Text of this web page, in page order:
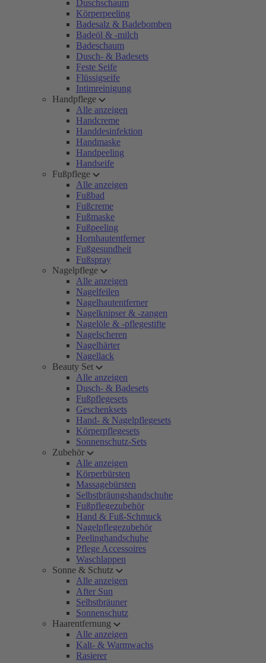
Duschschaum
Körperpeeling
Badesalz & Badebomben
Badeöl & -milch
Badeschaum
Dusch- & Badesets
Feste Seife
Flüssigseife
Intimreinigung
Handpflege
Alle anzeigen
Handcreme
Handdesinfektion
Handmaske
Handpeeling
Handseife
Fußpflege
Alle anzeigen
Fußbad
Fußcreme
Fußmaske
Fußpeeling
Hornhautentferner
Fußgesundheit
Fußspray
Nagelpflege
Alle anzeigen
Nagelfeilen
Nagelhautentferner
Nagelknipser & -zangen
Nagelöle & -pflegestifte
Nagelscheren
Nagelhärter
Nagellack
Beauty Set
Alle anzeigen
Dusch- & Badesets
Fußpflegesets
Geschenksets
Hand- & Nagelpflegesets
Körperpflegesets
Sonnenschutz-Sets
Zubehör
Alle anzeigen
Körperbürsten
Massagebürsten
Selbstbräungshandschuhe
Fußpflegezubehör
Hand & Fuß-Schmuck
Nagelpflegezubehör
Peelinghandschuhe
Pflege Accessoires
Waschlappen
Sonne & Schutz
Alle anzeigen
After Sun
Selbstbräuner
Sonnenschutz
Haarentfernung
Alle anzeigen
Kalt- & Warmwachs
Rasierer